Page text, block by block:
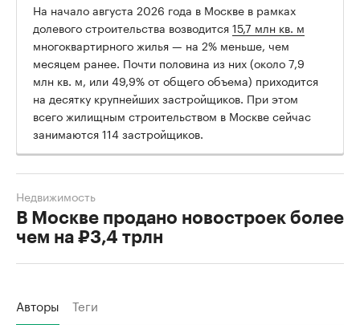
На начало августа 2026 года в Москве в рамках
долевого строительства возводится15,7 млн кв. м
многоквартирного жилья — на 2% меньше, чем
месяцем ранее. Почти половина из них (около 7,9
млн кв. м, или 49,9% от общего объема) приходится
на десятку крупнейших застройщиков. При этом
всего жилищным строительством в Москве сейчас
занимаются 114 застройщиков.
В Москве продано новостроек более
чем на ₽3,4 трлн
Недвижимость
Авторы Теги